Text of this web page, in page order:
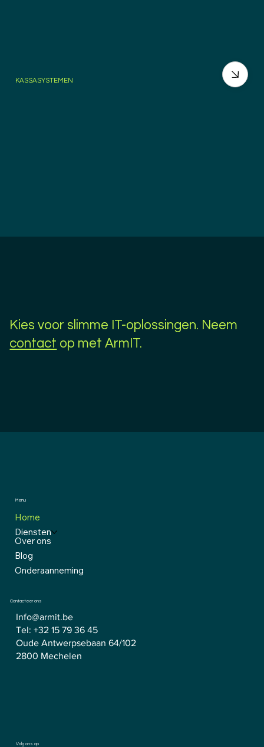
KASSASYSTEMEN
Kies voor slimme IT-oplossingen. Neem
contact op met ArmIT.
Menu
Home
Diensten
Over ons
Blog
Onderaanneming
Contacteer ons
Info@armit.be
Tel: +32 15 79 36 45
Oude Antwerpsebaan 64/102
2800 Mechelen
Volg ons op